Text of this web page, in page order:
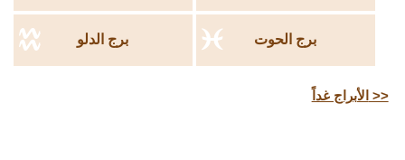
برج الدلو k برج الحوت l
الأبراج غداً >>